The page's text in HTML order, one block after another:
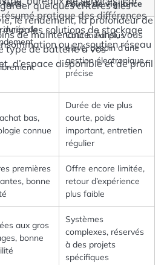
quelques critères clés
le rendement, la profondeur de
de maintenance. Ainsi, vous
type de batterie à vos
d’espace disponible et de profil
pratique des différences
solutions de stockage
ou en soutien réseau
forts Points de vigilance
durée de
Coût initial plus
élevé, besoin d’une
gestion électronique
précise
bas,
connue
Durée de vie plus
courte, poids
important, entretien
régulier
premières
bonne
Offre encore limitée,
retour d’expérience
plus faible
aux gros
bonne
Systèmes
complexes, réservés
à des projets
spécifiques